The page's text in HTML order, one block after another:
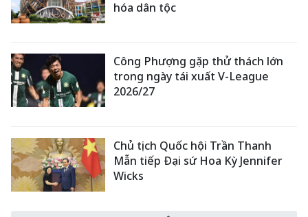
hóa dân tộc
Công Phượng gặp thử thách lớn
trong ngày tái xuất V-League
2026/27
Chủ tịch Quốc hội Trần Thanh
Mẫn tiếp Đại sứ Hoa Kỳ Jennifer
Wicks